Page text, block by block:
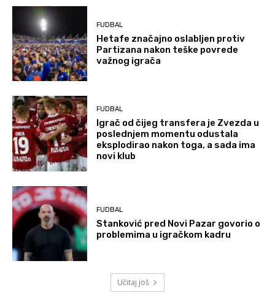
FUDBAL
Hetafe značajno oslabljen protiv
Partizana nakon teške povrede
važnog igrača
FUDBAL
Igrač od čijeg transfera je Zvezda u
poslednjem momentu odustala
eksplodirao nakon toga, a sada ima
novi klub
FUDBAL
Stanković pred Novi Pazar govorio o
problemima u igračkom kadru
Učitaj još